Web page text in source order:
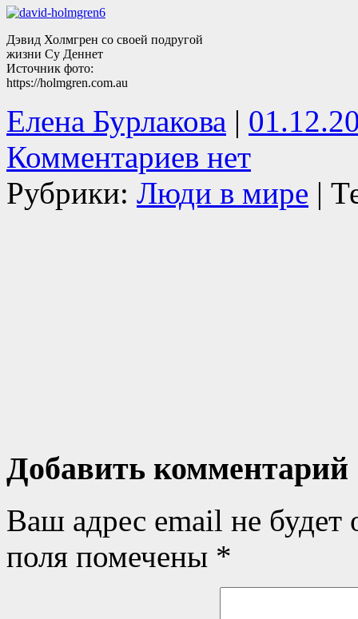
Дэвид Холмгрен со своей подругой
жизни Су Деннет
Источник фото:
https://holmgren.com.au
Елена Бурлакова |
Комментариев нет
Рубрики: Люди в мире |
Добавить комментарий
Ваш адрес email не будет
поля помечены *